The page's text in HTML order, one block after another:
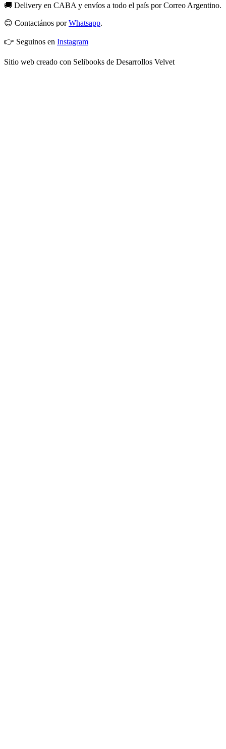
🚚 Delivery en CABA y envíos a todo el país por Correo Argentino.
😊 Contactános porWhatsapp.
👉 Seguinos en Instagram
Sitio web creado con Selibooks de Desarrollos Velvet